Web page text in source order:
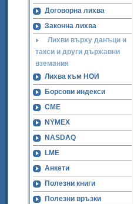
Договорна лихва
Законна лихва
Лихви върху данъци и
такси и други държавни
вземания
Лихва към НОИ
Борсови индекси
CME
NYMEX
NASDAQ
LME
Анкети
Полезни книги
Полезни връзки